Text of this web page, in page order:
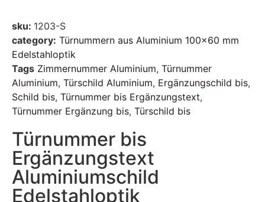
sku: 1203-S
category: Türnummern aus Aluminium 100x60 mm
Edelstahloptik
Tags Zimmernummer Aluminium, Türnummer
Aluminium, Türschild Aluminium, Ergänzungschild bis,
Schild bis, Türnummer bis Ergänzungstext,
Türnummer Ergänzung bis, Türschild bis
Türnummer bis
Ergänzungstext
Aluminiumschild
Edelstahloptik